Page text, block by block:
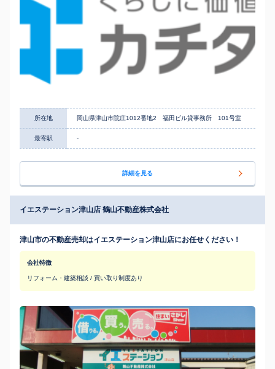
所在地 岡山県津山市院庄1012番地2 福田ビル貸事務所 101号室
最寄駅 -
詳細を見る
イエステーション津山店 鶴山不動産株式会社
津山市の不動産売却はイエステーション津山店にお任せください！
会社特徴
リフォーム・建築相談 / 買い取り制度あり